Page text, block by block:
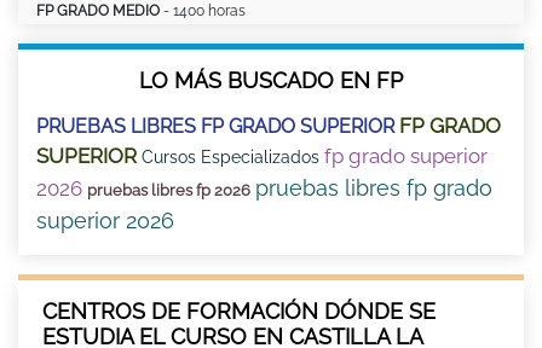
FP GRADO MEDIO - 1400 horas
LO MÁS BUSCADO EN FP
PRUEBAS LIBRES FP GRADO SUPERIOR FP GRADO
SUPERIOR Cursos Especializados fp grado superior
2026 pruebas libres fp 2026 pruebas libres fp grado
superior 2026
CENTROS DE FORMACIÓN DÓNDE SE
ESTUDIA EL CURSO EN CASTILLA LA